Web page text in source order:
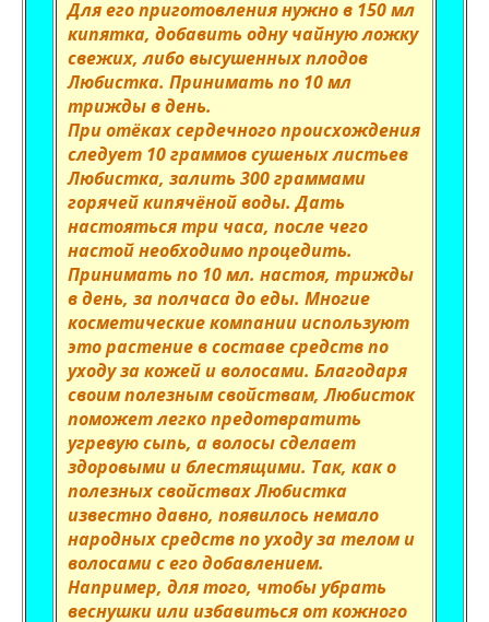
Для его приготовления нужно в 150 мл
кипятка, добавить одну чайную ложку
свежих, либо высушенных плодов
Любистка. Принимать по 10 мл
трижды в день.
При отёках сердечного происхождения
следует 10 граммов сушеных листьев
Любистка, залить 300 граммами
горячей кипячёной воды. Дать
настояться три часа, после чего
настой необходимо процедить.
Принимать по 10 мл. настоя, трижды
в день, за полчаса до еды. Многие
косметические компании используют
это растение в составе средств по
уходу за кожей и волосами. Благодаря
своим полезным свойствам, Любисток
поможет легко предотвратить
угревую сыпь, а волосы сделает
здоровыми и блестящими. Так, как о
полезных свойствах Любистка
известно давно, появилось немало
народных средств по уходу за телом и
волосами с его добавлением.
Например, для того, чтобы убрать
веснушки или избавиться от кожного